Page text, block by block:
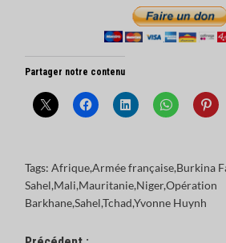
Partager notre contenu
Tags: Afrique,Armée française,Burkina
Sahel,Mali,Mauritanie,Niger,Opération
Barkhane,Sahel,Tchad,Yvonne Huynh